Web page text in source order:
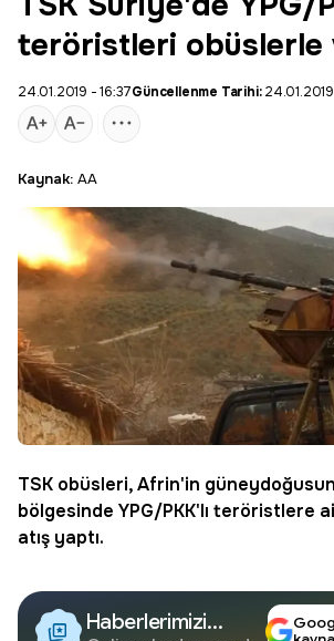
teröristleri obüslerle
24.01.2019 - 16:37Güncellenme Tarihi:
Kaynak: AA
TSK obüsleri,Afrin'in
bölgesinde YPG/PKK'lı teröristlere
atış yaptı.
Haberlerimizi